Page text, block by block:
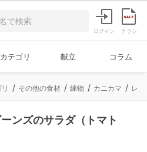
ログイン チラシ
カテゴリ 献立 コラム
その他の食材 練物 カニカマ レ
ンズのサラダ（トマト